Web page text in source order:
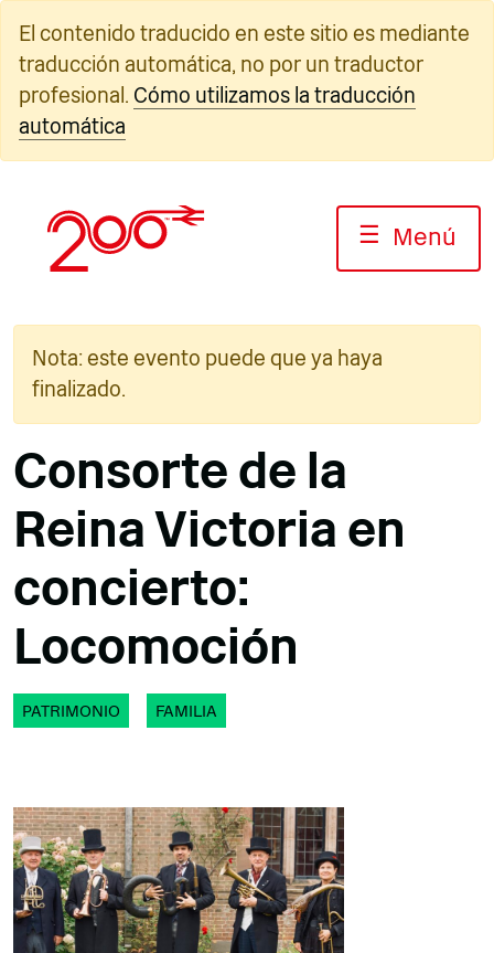
contenido
El contenido traducido en este sitio es mediante
traducción automática, no por un traductor
profesional. Cómo utilizamos la traducción
automática
☰ Menú
Nota: este evento puede que ya haya
finalizado.
Consorte de la
Reina Victoria en
concierto:
Locomoción
PATRIMONIO FAMILIA